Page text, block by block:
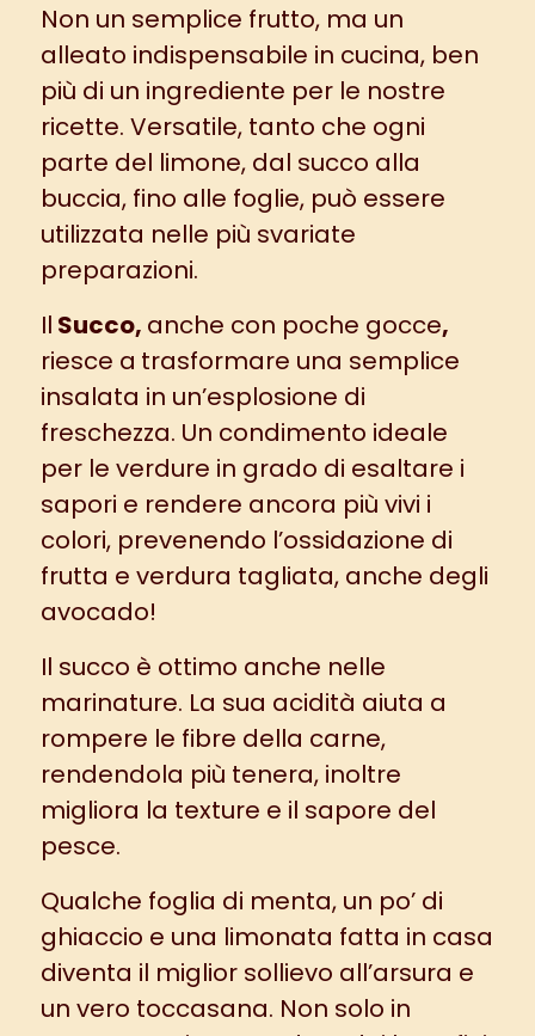
Non un semplice frutto, ma un
alleato indispensabile in cucina, ben
più di un ingrediente per le nostre
ricette. Versatile, tanto che ogni
parte del limone, dal succo alla
buccia, fino alle foglie, può essere
utilizzata nelle più svariate
preparazioni.
Il Succo, anche con poche gocce,
riesce a trasformare una semplice
insalata in un’esplosione di
freschezza. Un condimento ideale
per le verdure in grado di esaltare i
sapori e rendere ancora più vivi i
colori, prevenendo l’ossidazione di
frutta e verdura tagliata, anche degli
avocado!
Il succo è ottimo anche nelle
marinature. La sua acidità aiuta a
rompere le fibre della carne,
rendendola più tenera, inoltre
migliora la texture e il sapore del
pesce.
Qualche foglia di menta, un po’ di
ghiaccio e una limonata fatta in casa
diventa il miglior sollievo all’arsura e
un vero toccasana. Non solo in